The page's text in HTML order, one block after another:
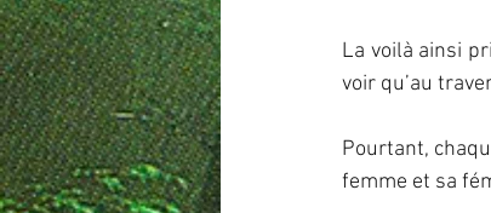
La voilà ainsi
voir qu’au
Pourtant,
femme et sa